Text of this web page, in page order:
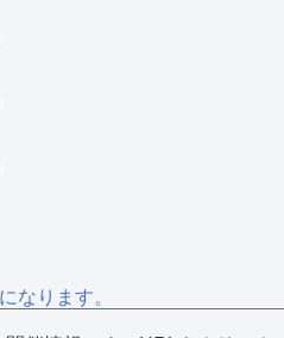
なります。